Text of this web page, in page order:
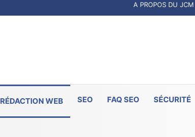
A PROPOS DU JCM
RÉDACTION WEB SEO FAQ SEO SÉCURITÉ